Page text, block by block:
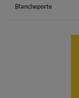
Blancheporte